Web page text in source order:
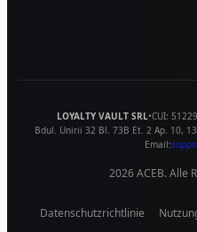
LOYALTY VAULT SRL•CUI:
Bdul. Unirii 32 Bl. 73B Et. 2 Ap. 10,
Email:
2026 ACEB. Alle
Datenschutzrichtlinie